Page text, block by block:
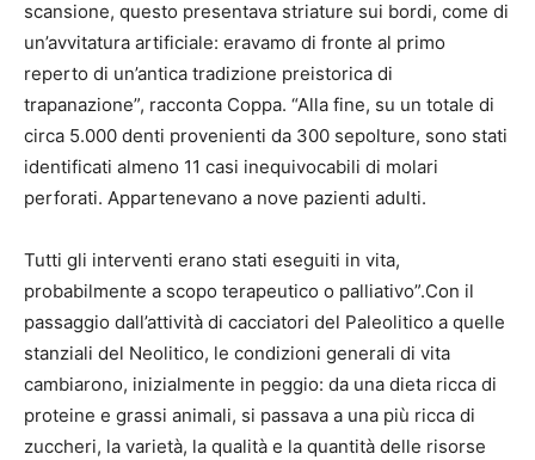
scansione, questo presentava striature sui bordi, come di
un’avvitatura artificiale: eravamo di fronte al primo
reperto di un’antica tradizione preistorica di
trapanazione”, racconta Coppa. “Alla fine, su un totale di
circa 5.000 denti provenienti da 300 sepolture, sono stati
identificati almeno 11 casi inequivocabili di molari
perforati. Appartenevano a nove pazienti adulti.
Tutti gli interventi erano stati eseguiti in vita,
probabilmente a scopo terapeutico o palliativo”.Con il
passaggio dall’attività di cacciatori del Paleolitico a quelle
stanziali del Neolitico, le condizioni generali di vita
cambiarono, inizialmente in peggio: da una dieta ricca di
proteine e grassi animali, si passava a una più ricca di
zuccheri, la varietà, la qualità e la quantità delle risorse